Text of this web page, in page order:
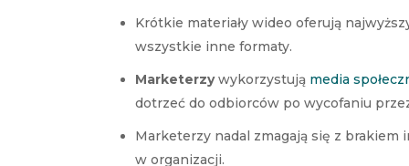
Krótkie materiały wideo oferują
wszystkie inne formaty.
Marketerzywykorzystują media
dotrzeć do odbiorców po wycofaniu
Marketerzy nadal zmagają się z
w organizacji.